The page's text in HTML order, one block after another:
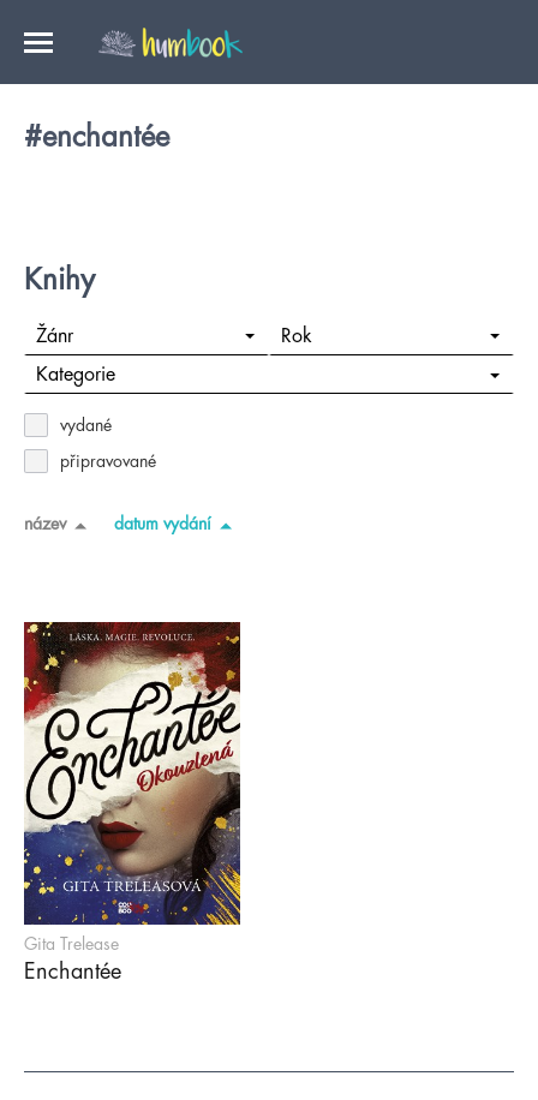
#enchantée
Knihy
Žánr Rok
Kategorie
vydané
připravované
název datum vydání
Gita Trelease
Enchantée